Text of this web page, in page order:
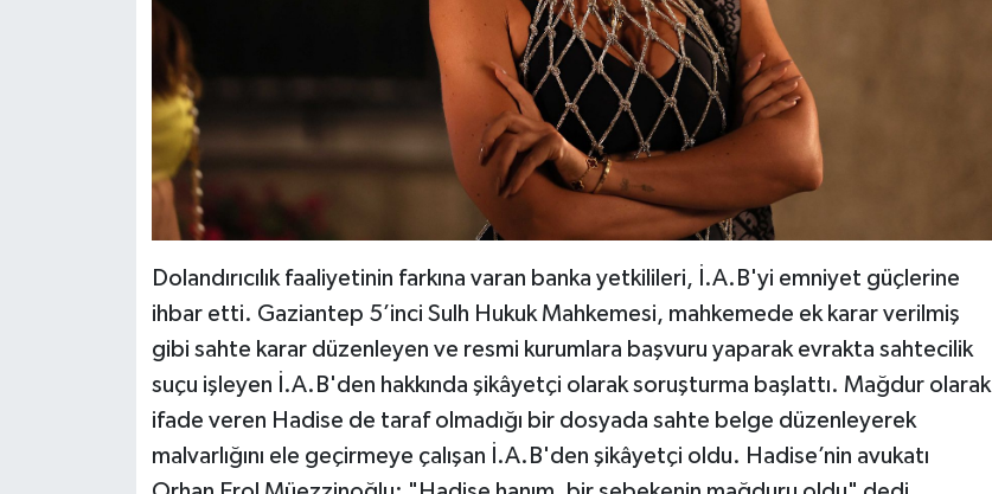
Dolandırıcılık faaliyetinin farkına varan banka yetkilileri, İ.A.B'yi emniyet güçlerine
ihbar etti. Gaziantep 5’inci Sulh Hukuk Mahkemesi, mahkemede ek karar verilmiş
gibi sahte karar düzenleyen ve resmi kurumlara başvuru yaparak evrakta sahtecilik
suçu işleyen İ.A.B'den hakkında şikâyetçi olarak soruşturma başlattı. Mağdur olarak
ifade veren Hadise de taraf olmadığı bir dosyada sahte belge düzenleyerek
malvarlığını ele geçirmeye çalışan İ.A.B'den şikâyetçi oldu. Hadise’nin avukatı